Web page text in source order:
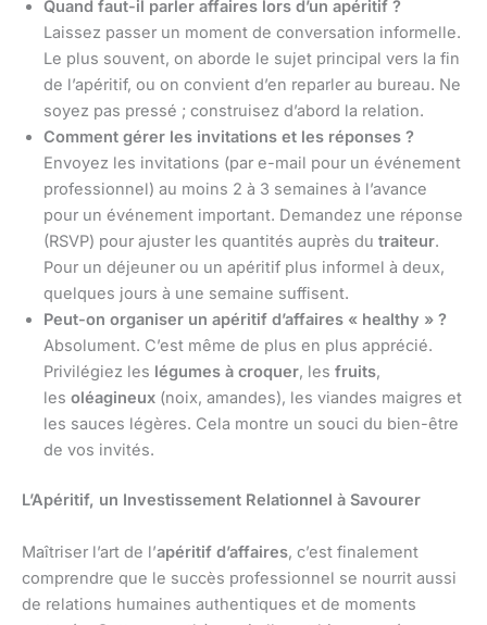
Quand faut-il parler affaires lors d’un apéritif ?
Laissez passer un moment de conversation informelle.
Le plus souvent, on aborde le sujet principal vers la fin
de l’apéritif, ou on convient d’en reparler au bureau. Ne
soyez pas pressé ; construisez d’abord la relation.
Comment gérer les invitations et les réponses ?
Envoyez les invitations (par e-mail pour un événement
professionnel) au moins 2 à 3 semaines à l’avance
pour un événement important. Demandez une réponse
(RSVP) pour ajuster les quantités auprès du traiteur.
Pour un déjeuner ou un apéritif plus informel à deux,
quelques jours à une semaine suffisent.
Peut-on organiser un apéritif d’affaires « healthy » ?
Absolument. C’est même de plus en plus apprécié.
Privilégiez les légumes à croquer, les fruits,
les oléagineux (noix, amandes), les viandes maigres et
les sauces légères. Cela montre un souci du bien-être
de vos invités.
L’Apéritif, un Investissement Relationnel à Savourer
Maîtriser l’art de l’apéritif d’affaires, c’est finalement
comprendre que le succès professionnel se nourrit aussi
de relations humaines authentiques et de moments